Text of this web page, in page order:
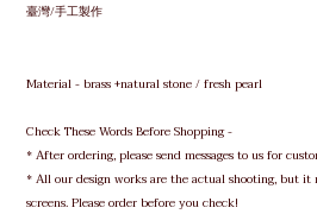
臺灣/手工製作
Material - brass +natural stone / fresh pearl
Check These Words Before Shopping -
* After ordering, please send messages to us for
* All our design works are the actual shooting, but
screens. Please order before you check!